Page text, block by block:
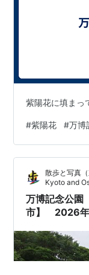
紫陽花に填ま
#紫陽花 #万
散歩と写真
Kyoto and
万博記念公
市】 2026